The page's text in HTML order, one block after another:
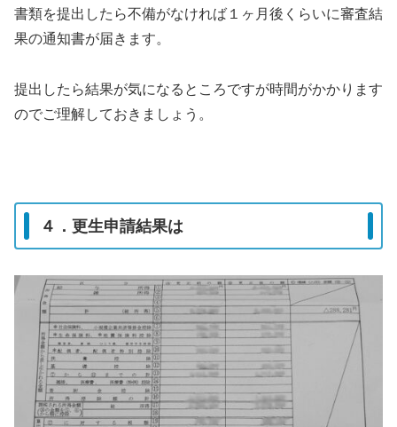
書類を提出したら不備がなければ１ヶ月後くらいに審査結
果の通知書が届きます。
提出したら結果が気になるところですが時間がかかります
のでご理解しておきましょう。
４．更生申請結果は